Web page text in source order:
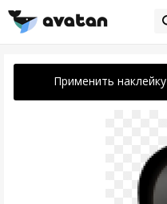
Применить наклейку